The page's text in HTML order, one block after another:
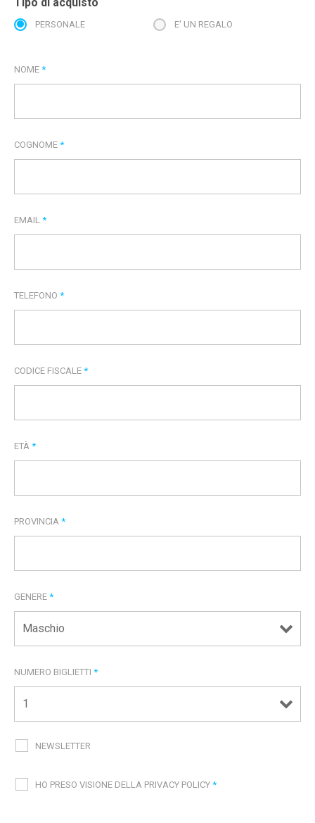
PERSONALE E' UN REGALO
NOME *
COGNOME *
EMAIL *
TELEFONO *
CODICE FISCALE *
ETÀ *
PROVINCIA *
GENERE *
NUMERO BIGLIETTI *
NEWSLETTER
HO PRESO VISIONE DELLA PRIVACY POLICY *